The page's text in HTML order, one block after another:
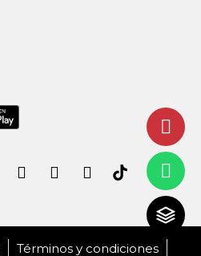
Términos y condiciones